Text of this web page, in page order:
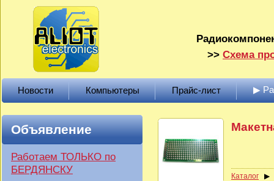
>> Схема
Новости Компьютеры Прайс-лист ▶
Объявление
Работаем ТОЛЬКО по
БЕРДЯНСКУ
Каталог